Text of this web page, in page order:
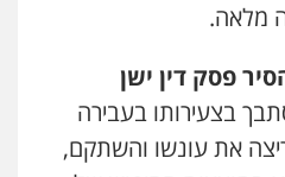
מלאה.
פסק דין ישן
בצעירותו בעבירה
את עונשו והשתקם,